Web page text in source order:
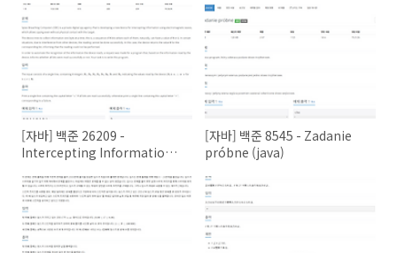
Main().solution();
    }
}
[자바] 백준 26209 -
Intercepting Information
[자바] 백준 8545 - Zadanie
próbne (java)